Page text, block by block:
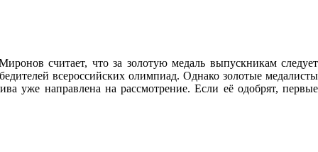
считает, что за золотую медаль выпускникам следует
всероссийских олимпиад. Однако золотые медалисты
уже направлена на рассмотрение. Если её одобрят, первые